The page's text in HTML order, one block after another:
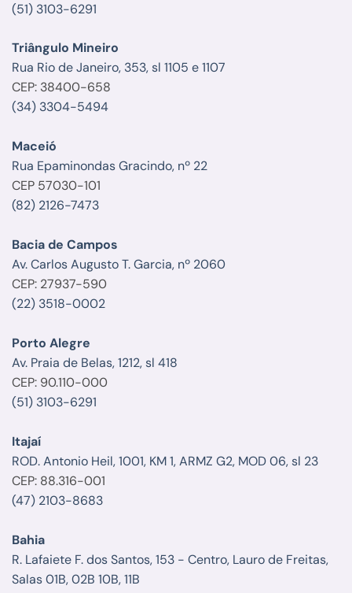
(51) 3103-6291
Triângulo Mineiro
Rua Rio de Janeiro, 353, sl 1105 e 1107
CEP: 38400-658
(34) 3304-5494
Maceió
Rua Epaminondas Gracindo, nº 22
CEP 57030-101
(82) 2126-7473
Bacia de Campos
Av. Carlos Augusto T. Garcia, nº 2060
CEP: 27937-590
(22) 3518-0002
Porto Alegre
Av. Praia de Belas, 1212, sl 418
CEP: 90.110-000
(51) 3103-6291
Itajaí
ROD. Antonio Heil, 1001, KM 1, ARMZ G2, MOD 06, sl 23
CEP: 88.316-001
(47) 2103-8683
Bahia
R. Lafaiete F. dos Santos, 153 - Centro, Lauro de Freitas,
Salas 01B, 02B 10B, 11B